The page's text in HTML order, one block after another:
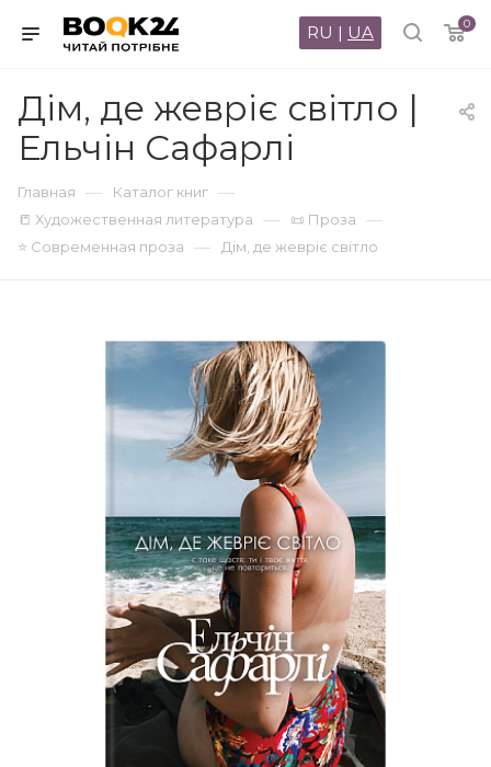
0
RU | UA
Дім, де жевріє світло |
Ельчін Сафарлі
Главная — Каталог книг —
📒 Художественная литература — 📜 Проза —
⭐ Современная проза — Дім, де жевріє світло